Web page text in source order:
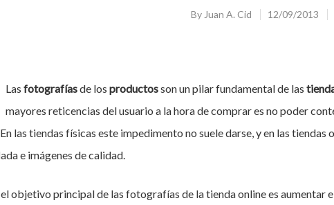
By Juan A. Cid 12/09/2013
Las fotografíasde los productosson un pilar fundamental de las
mayores reticencias del usuario a la hora de comprar es no poder
las tiendas físicas este impedimento no suele darse, y en las tiendas
e imágenes de calidad.
objetivo principal de las fotografías de la tienda online es aumentar